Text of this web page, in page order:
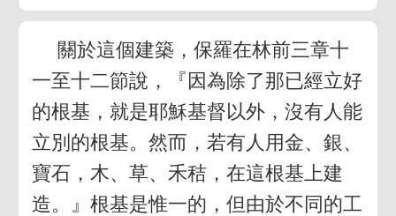
關於這個建築，保羅在林前三章十
一至十二節說，『因為除了那已經立好
的根基，就是耶穌基督以外，沒有人能
立別的根基。然而，若有人用金、銀、
寶石，木、草、禾秸，在這根基上建
造。』根基是惟一的，但由於不同的工